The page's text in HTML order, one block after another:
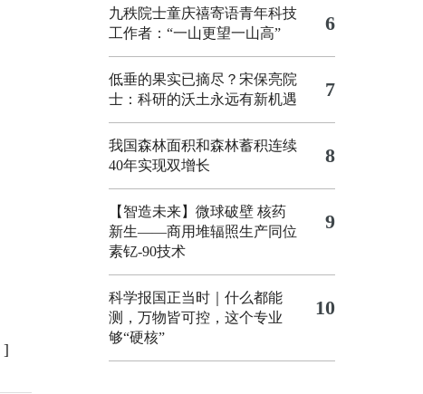
]
九秩院士童庆禧寄语青年科技
工作者：“一山更望一山高”
6
低垂的果实已摘尽？宋保亮院
士：科研的沃土永远有新机遇
7
我国森林面积和森林蓄积连续
40年实现双增长
8
【智造未来】微球破壁 核药
新生——商用堆辐照生产同位
素钇-90技术
9
科学报国正当时｜什么都能
测，万物皆可控，这个专业
够“硬核”
10